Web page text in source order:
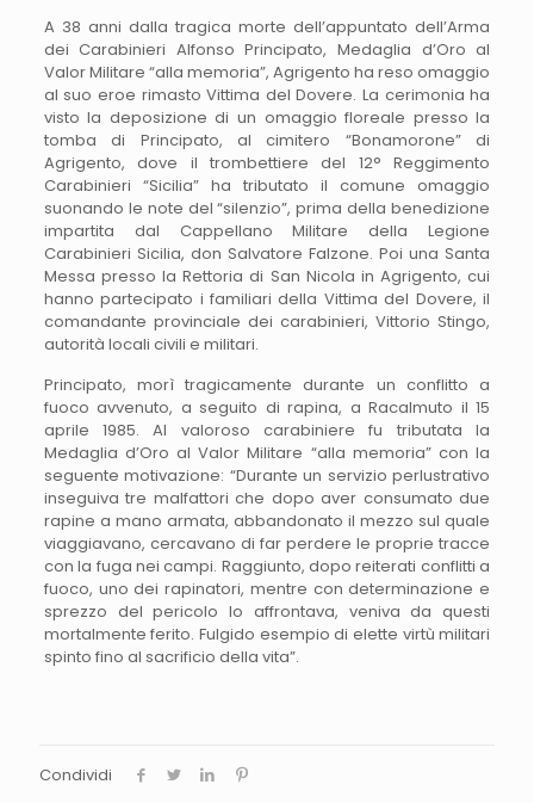
A 38 anni dalla tragica morte dell’appuntato dell’Arma
dei Carabinieri Alfonso Principato, Medaglia d’Oro al
Valor Militare “alla memoria”, Agrigento ha reso omaggio
al suo eroe rimasto Vittima del Dovere. La cerimonia ha
visto la deposizione di un omaggio floreale presso la
tomba di Principato, al cimitero “Bonamorone” di
Agrigento, dove il trombettiere del 12° Reggimento
Carabinieri “Sicilia” ha tributato il comune omaggio
suonando le note del “silenzio”, prima della benedizione
impartita dal Cappellano Militare della Legione
Carabinieri Sicilia, don Salvatore Falzone. Poi una Santa
Messa presso la Rettoria di San Nicola in Agrigento, cui
hanno partecipato i familiari della Vittima del Dovere, il
comandante provinciale dei carabinieri, Vittorio Stingo,
autorità locali civili e militari.
Principato, morì tragicamente durante un conflitto a
fuoco avvenuto, a seguito di rapina, a Racalmuto il 15
aprile 1985. Al valoroso carabiniere fu tributata la
Medaglia d’Oro al Valor Militare “alla memoria” con la
seguente motivazione: “Durante un servizio perlustrativo
inseguiva tre malfattori che dopo aver consumato due
rapine a mano armata, abbandonato il mezzo sul quale
viaggiavano, cercavano di far perdere le proprie tracce
con la fuga nei campi. Raggiunto, dopo reiterati conflitti a
fuoco, uno dei rapinatori, mentre con determinazione e
sprezzo del pericolo lo affrontava, veniva da questi
mortalmente ferito. Fulgido esempio di elette virtù militari
spinto fino al sacrificio della vita”.
Condividi